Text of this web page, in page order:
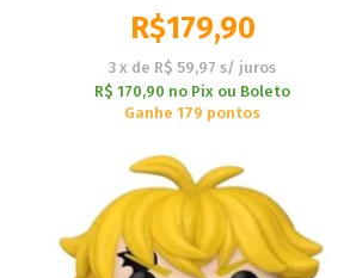
R$179,90
3 x de R$ 59,97 s/ juros
R$ 170,90 no Pix ou Boleto
Ganhe 179 pontos